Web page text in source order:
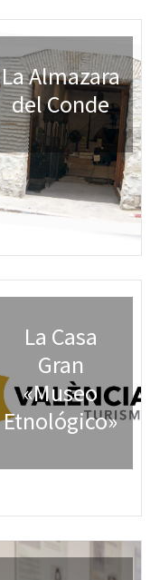
La Almazara
del Conde
La Casa
Gran
«Museo
Etnológico»